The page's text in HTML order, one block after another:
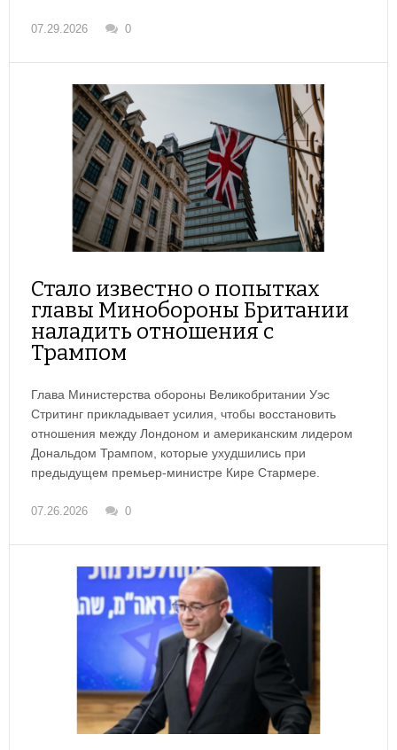
07.29.2026 0
Стало известно о попытках
главы Минобороны Британии
наладить отношения с
Трампом
Глава Министерства обороны Великобритании Уэс
Стритинг прикладывает усилия, чтобы восстановить
отношения между Лондоном и американским лидером
Дональдом Трампом, которые ухудшились при
предыдущем премьер-министре Кире Стармере.
07.26.2026 0